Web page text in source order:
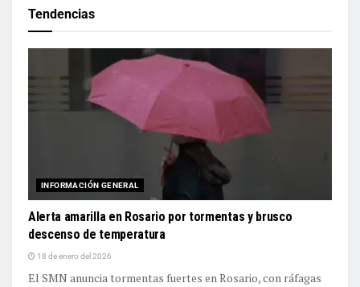
Tendencias
INFORMACIÓN GENERAL
Alerta amarilla en Rosario por tormentas y brusco
descenso de temperatura
18 de enero del 2026
El SMN anuncia tormentas fuertes en Rosario, con ráfagas